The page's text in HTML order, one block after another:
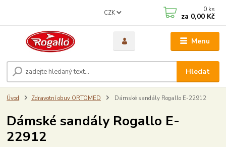
Menu
CZK
Hledat
0 ks
za 0,00 Kč
Úvod Zdravotní obuv ORTOMED Dámské sandály Rogallo E-22912
Dámské sandály Rogallo E-
22912